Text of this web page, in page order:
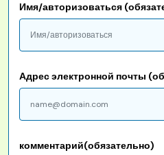
комментарий(обязательно)
Имя/авторизоваться
Адрес электронной почты